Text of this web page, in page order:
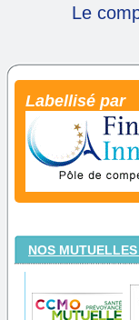
Le
Labellisé par
NOS